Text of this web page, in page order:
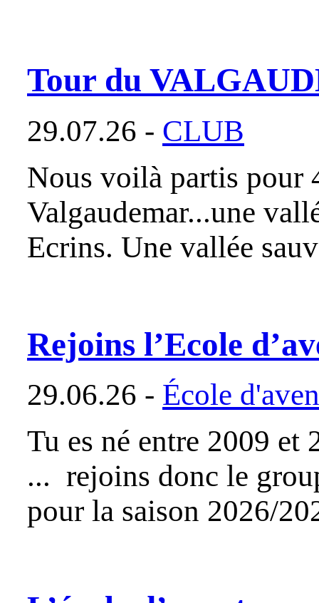
Tour du
29.07.26 - CLUB
Nous voilà partis pour
Valgaudemar...une
Ecrins. Une vallée
Rejoins l’Ecole
29.06.26 - École
Tu es né entre 2009 et
... rejoins donc le
pour la saison 2026/